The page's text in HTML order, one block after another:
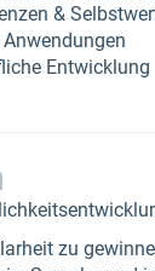
&
Entwicklung
zu